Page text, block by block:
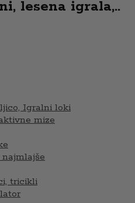
lesena igrala,..
Igralni loki
mize
tricikli